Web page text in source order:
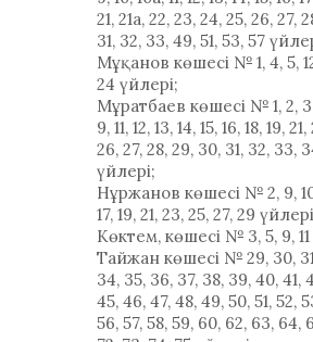
21, 21а, 22, 23, 24, 25, 26, 27,
31, 32, 33, 49, 51, 53, 57
Мұқанов көшесі № 1, 4, 5,
24 үйлері;
Мұратбаев көшесі № 1, 2, 3,
9, 11, 12, 13, 14, 15, 16, 18, 19,
26, 27, 28, 29, 30, 31, 32, 33,
үйлері;
Нұржанов көшесі № 2, 9, 10,
17, 19, 21, 23, 25, 27, 29
Көктем, көшесі № 3, 5, 9, 11
Тайжан көшесі № 29, 30,
34, 35, 36, 37, 38, 39, 40, 41,
45, 46, 47, 48, 49, 50, 51, 52,
56, 57, 58, 59, 60, 62, 63, 64,